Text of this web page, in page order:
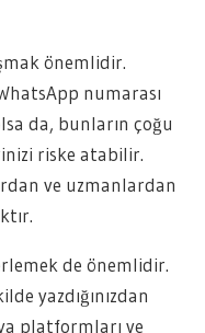
önemlidir.
numarası
da, bunların çoğu
riske atabilir.
ve uzmanlardan
de önemlidir.
yazdığınızdan
platformları ve